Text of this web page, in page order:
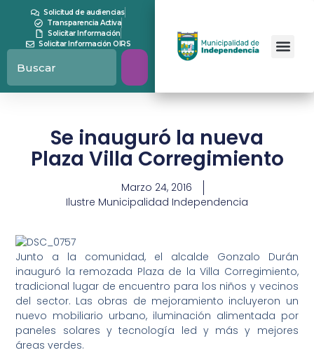
Solicitud de audiencias
Transparencia Activa
Solicitar Información
Solicitar Información OIRS
Se inauguró la nueva
Plaza Villa Corregimiento
Marzo 24, 2016
Ilustre Municipalidad Independencia
Junto a la comunidad, el alcalde Gonzalo Durán
inauguró la remozada Plaza de la Villa Corregimiento,
tradicional lugar de encuentro para los niños y vecinos
del sector. Las obras de mejoramiento incluyeron un
nuevo mobiliario urbano, iluminación alimentada por
paneles solares y tecnología led y más y mejores
áreas verdes.